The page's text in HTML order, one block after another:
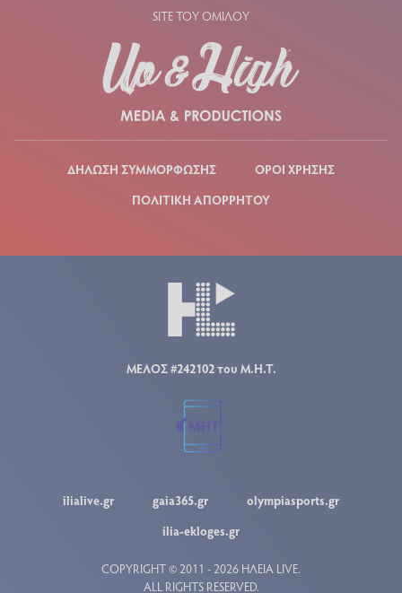
SITE ΤΟΥ ΟΜΙΛΟΥ
ΔΗΛΩΣΗ ΣΥΜΜΟΡΦΩΣΗΣ
ΟΡΟΙ ΧΡΗΣΗΣ
ΠΟΛΙΤΙΚΗ ΑΠΟΡΡΗΤΟΥ
ΜΕΛΟΣ #242102 του Μ.Η.Τ.
ilialive.gr gaia365.gr
olympiasports.gr
ilia-ekloges.gr
COPYRIGHT © 2011 - 2026 ΗΛΕΙΑ LIVE.
ALL RIGHTS RESERVED.